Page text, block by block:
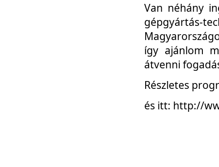
Van néhány
gépgyártás-
így ajánlom
átvenni
Részletes
és itt: http://